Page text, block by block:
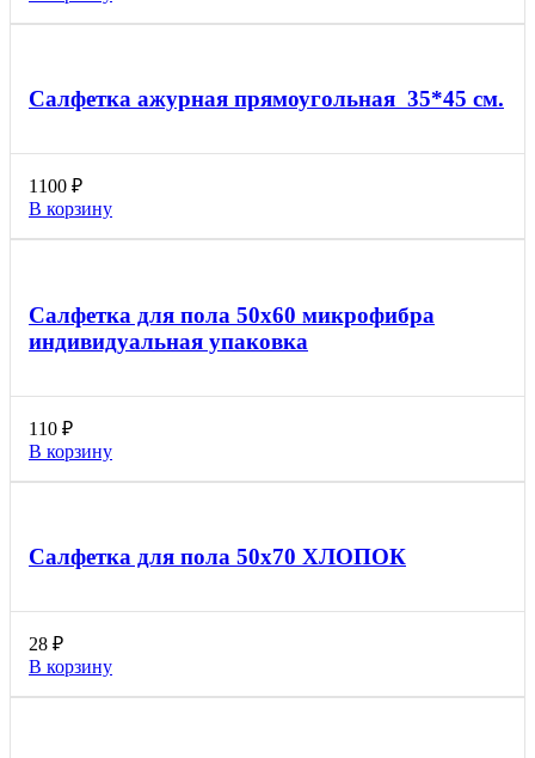
Салфетка ажурная прямоугольная 35*45 см.
1100 ₽
В корзину
Салфетка для пола 50х60 микрофибра
индивидуальная упаковка
110 ₽
В корзину
Салфетка для пола 50х70 ХЛОПОК
28 ₽
В корзину